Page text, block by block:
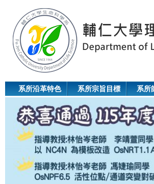
系所沿革特色 系所宗旨目標 系所